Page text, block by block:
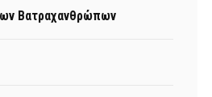
Βατραχανθρώπων